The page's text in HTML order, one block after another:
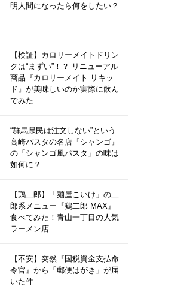
明人間になったら何をしたい？
【検証】カロリーメイトドリン
クは“まずい”！？ リニューアル
商品『カロリーメイト リキッ
ド』が美味しいのか実際に飲ん
でみた
“群馬県民は注文しない”という
高崎パスタの名店『シャンゴ』
の「シャンゴ風パスタ」の味は
如何に？
【鶏二郎】「麺屋こいけ」の二
郎系メニュー『鶏二郎 MAX』
食べてみた！青山一丁目の人気
ラーメン店
【不安】突然『国税資金支払命
令官』から「郵便はがき」が届
いた件